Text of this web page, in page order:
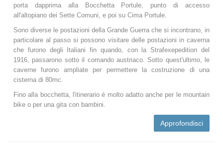
porta dapprima alla Bocchetta Portule, punto di accesso
all'altopiano dei Sette Comuni, e poi su Cima Portule.
Sono diverse le postazioni della Grande Guerra che si incontrano, in
particolare al passo si possono visitare delle postazioni in caverna
che furono degli Italiani fin quando, con la Strafexepedition del
1916, passarono sotto il comando austriaco. Sotto quest'ultimo, le
caverne furono ampliate per permettere la costruzione di una
cisterna di 80mc.
Fino alla bocchetta, l'itinerario é molto adatto anche per le mountain
bike o per una gita con bambini.
Approfondisci